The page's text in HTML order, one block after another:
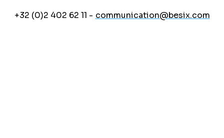
+32 (0)2 402 62 11 - communication@besix.com